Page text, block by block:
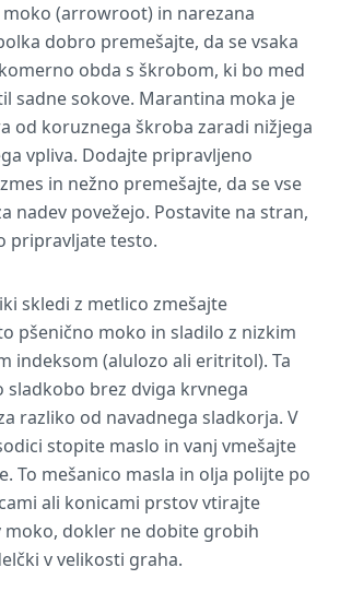
(arrowroot) in narezana
dobro premešajte, da se vsaka
obda s škrobom, ki bo med
sadne sokove. Marantina moka je
od koruznega škroba zaradi nižjega
vpliva. Dodajte pripravljeno
in nežno premešajte, da se vse
nadev povežejo. Postavite na stran,
pripravljate testo.
skledi z metlico zmešajte
pšenično moko in sladilo z nizkim
indeksom (alulozo ali eritritol). Ta
sladkobo brez dviga krvnega
razliko od navadnega sladkorja. V
stopite maslo in vanj vmešajte
To mešanico masla in olja polijte po
ali konicami prstov vtirajte
moko, dokler ne dobite grobih
v velikosti graha.